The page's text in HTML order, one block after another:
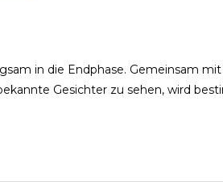
in die Endphase. Gemeinsam
Gesichter zu sehen, wird